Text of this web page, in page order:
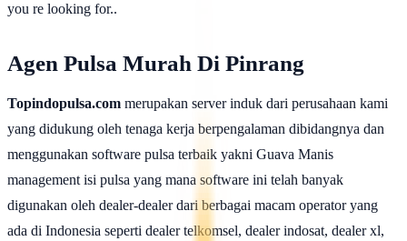
you re looking for..
Agen Pulsa Murah Di Pinrang
Topindopulsa.com merupakan server induk dari perusahaan kami
yang didukung oleh tenaga kerja berpengalaman dibidangnya dan
menggunakan software pulsa terbaik yakni Guava Manis
management isi pulsa yang mana software ini telah banyak
digunakan oleh dealer-dealer dari berbagai macam operator yang
ada di Indonesia seperti dealer telkomsel, dealer indosat, dealer xl,